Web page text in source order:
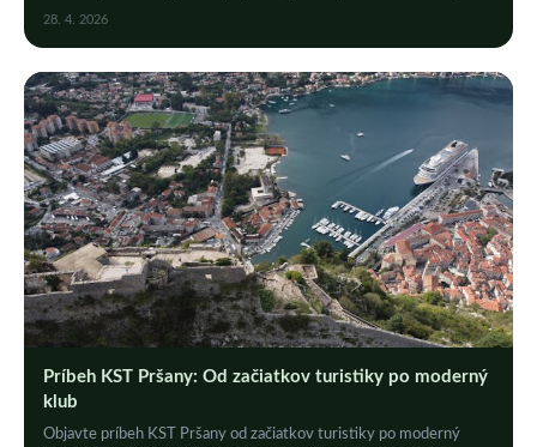
zážitkov. Kliknite!
28. 4. 2026
Príbeh KST Pršany: Od začiatkov turistiky po moderný
klub
Objavte príbeh KST Pršany od začiatkov turistiky po moderný